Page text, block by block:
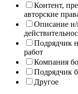
Контент,
авторские
Описание и/
Подрядчик
работ
Компания
Подрядчик
Другое